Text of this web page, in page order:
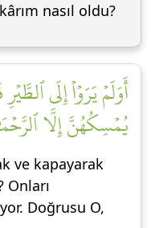
nasıl oldu?
أَوَلَمۡ يَرَوۡاْ إِلَى
يُمۡسِكُهُنَّ إِلَّا
ve kapayarak
Onları
Doğrusu O,